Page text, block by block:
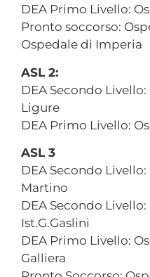
DEA Primo Livello:
Pronto soccorso:
Ospedale di Imperia
ASL 2:
DEA Secondo
Ligure
DEA Primo Livello:
ASL 3
DEA Secondo
Martino
DEA Secondo
Ist.G.Gaslini
DEA Primo Livello:
Galliera